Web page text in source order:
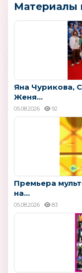
Материалы
Яна Чурикова,
Женя...
05.08.2026 92
Премьера
на...
05.08.2026 83